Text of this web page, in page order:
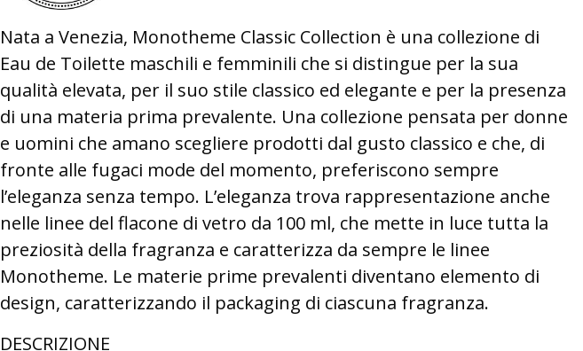
Nata a Venezia, Monotheme Classic Collection è una collezione di
Eau de Toilette maschili e femminili che si distingue per la sua
qualità elevata, per il suo stile classico ed elegante e per la presenza
di una materia prima prevalente. Una collezione pensata per donne
e uomini che amano scegliere prodotti dal gusto classico e che, di
fronte alle fugaci mode del momento, preferiscono sempre
l’eleganza senza tempo. L’eleganza trova rappresentazione anche
nelle linee del flacone di vetro da 100 ml, che mette in luce tutta la
preziosità della fragranza e caratterizza da sempre le linee
Monotheme. Le materie prime prevalenti diventano elemento di
design, caratterizzando il packaging di ciascuna fragranza.
DESCRIZIONE